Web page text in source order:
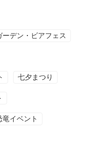
ーデン・ビアフェス
七夕まつり
竜イベント